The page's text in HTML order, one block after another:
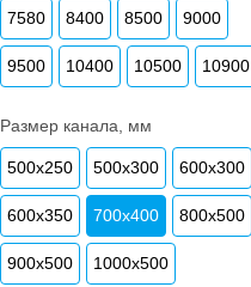
7580 8400 8500 9000
9500 10400 10500 10900
Размер канала, мм
500x250 500x300 600x300
600x350 700x400 800x500
900x500 1000x500